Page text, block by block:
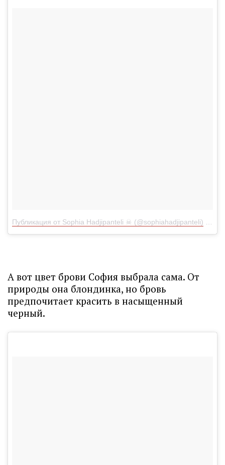
Публикация от Sophia Hadjipanteli ☠ (@sophiahadjipanteli)
А вот цвет брови София выбрала сама. От
природы она блондинка, но бровь
предпочитает красить в насыщенный
черный.